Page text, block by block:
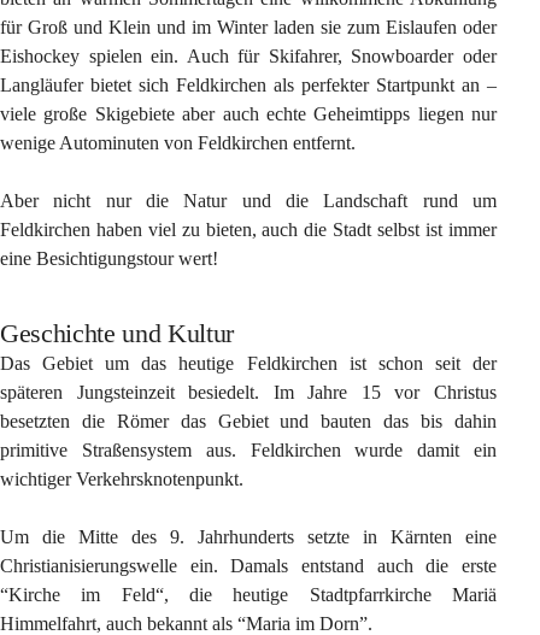
für Groß und Klein und im Winter laden sie zum Eislaufen oder
Eishockey spielen ein. Auch für Skifahrer, Snowboarder oder
Langläufer bietet sich Feldkirchen als perfekter Startpunkt an –
viele große Skigebiete aber auch echte Geheimtipps liegen nur
wenige Autominuten von Feldkirchen entfernt.
Aber nicht nur die Natur und die Landschaft rund um
Feldkirchen haben viel zu bieten, auch die Stadt selbst ist immer
eine Besichtigungstour wert!
Geschichte und Kultur
Das Gebiet um das heutige Feldkirchen ist schon seit der
späteren Jungsteinzeit besiedelt. Im Jahre 15 vor Christus
besetzten die Römer das Gebiet und bauten das bis dahin
primitive Straßensystem aus. Feldkirchen wurde damit ein
wichtiger Verkehrsknotenpunkt.
Um die Mitte des 9. Jahrhunderts setzte in Kärnten eine
Christianisierungswelle ein. Damals entstand auch die erste
“Kirche im Feld“, die heutige Stadtpfarrkirche Mariä
Himmelfahrt, auch bekannt als “Maria im Dorn”.